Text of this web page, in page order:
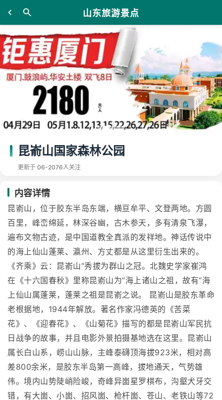
山东旅游景点
昆嵛山国家森林公园
更新于 06-2076人关注
内容详情
昆嵛山，位于胶东半岛东端，横亘牟平、文登两地。方圆
百里，峰峦绵延，林深谷幽，古木参天，多有清泉飞瀑，
遍布文物古迹，是中国道教全真派的发祥地。神话传说中
的海上仙山蓬莱、瀛州、方丈都是从这里衍生出来的。
《齐乘》云：昆嵛山“秀拔为群山之冠。北魏史学家崔鸿
在《十六国春秋》里称昆嵛山为“海上诸山之祖，故有“海
上仙山属蓬莱，蓬莱之祖是昆嵛之说。 昆嵛山是胶东革命
老根据地，1944年解放。著名作家冯德英的《苦菜
花》、《迎春花》、《山菊花》描写的都是昆嵛山军民抗
日战争的故事，并且电影外景拍摄基地选在这里。昆嵛山
属长白山系，崂山山脉，主峰泰礴顶海拔923米，相对高
差800余米，是胶东半岛第一高峰，拔地通天，气势雄
伟。境内山势陡峭险峻，奇峰异崮星罗棋布，沟壑犬牙交
错，有大崮、小崮、招风崮、枪杆崮、苍山、老铁山等72